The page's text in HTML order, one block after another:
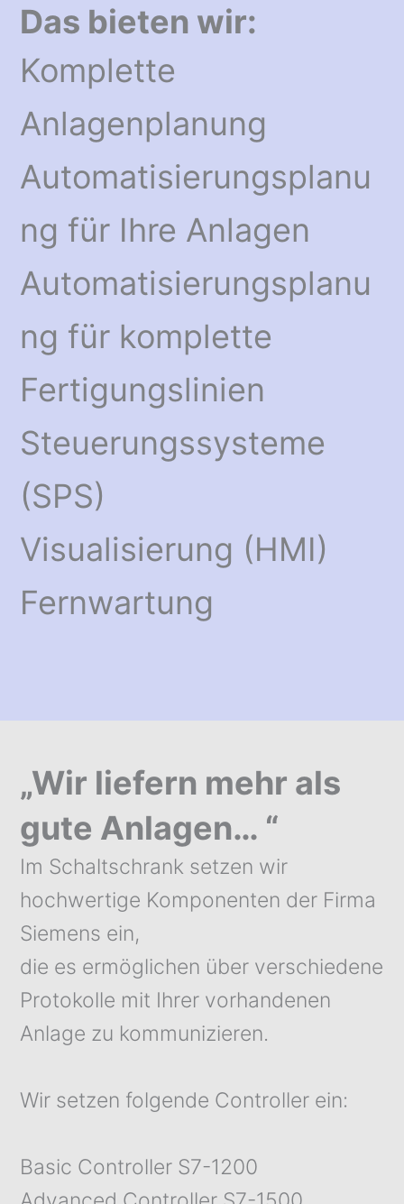
Das bieten wir:
Komplette
Anlagenplanung
Automatisierungsplanu
ng für Ihre Anlagen
Automatisierungsplanu
ng für komplette
Fertigungslinien
Steuerungssysteme
(SPS)
Visualisierung (HMI)
Fernwartung
„Wir liefern mehr als
gute Anlagen… “
Im Schaltschrank setzen wir
hochwertige Komponenten der Firma
Siemens ein,
die es ermöglichen über verschiedene
Protokolle mit Ihrer vorhandenen
Anlage zu kommunizieren.
Wir setzen folgende Controller ein:
Basic Controller S7-1200